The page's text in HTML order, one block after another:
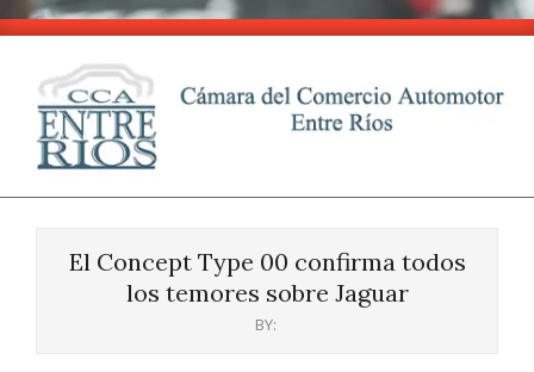
Skip
content
CCA
EntreEl Concept Type 00 confirma todos
los temores sobre Jaguar
BY: